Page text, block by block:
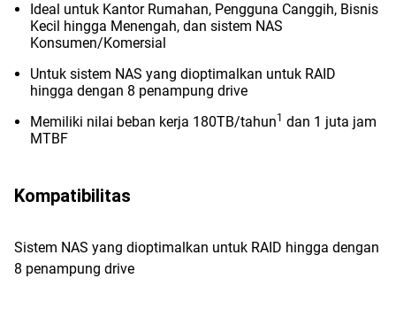
Ideal untuk Kantor Rumahan, Pengguna Canggih, Bisnis
Kecil hingga Menengah, dan sistem NAS
Konsumen/Komersial
Untuk sistem NAS yang dioptimalkan untuk RAID
hingga dengan 8 penampung drive
Memiliki nilai beban kerja 180TB/tahun1 dan 1 juta jam
MTBF
Kompatibilitas
Sistem NAS yang dioptimalkan untuk RAID hingga dengan
8 penampung drive